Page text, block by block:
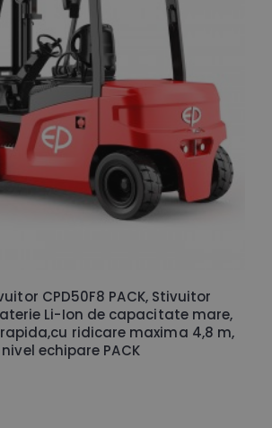
CPD50F8 PACK, Stivuitor
Li-Ion de capacitate mare,
ridicare maxima 4,8 m,
nivel echipare PACK